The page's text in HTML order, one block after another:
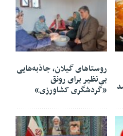
۲۷ بهمن ۱۴۰۴
روستاهای گیلان، جاذبه‌هایی
بی‌نظیر برای رونق
«گردشگری کشاورزی»